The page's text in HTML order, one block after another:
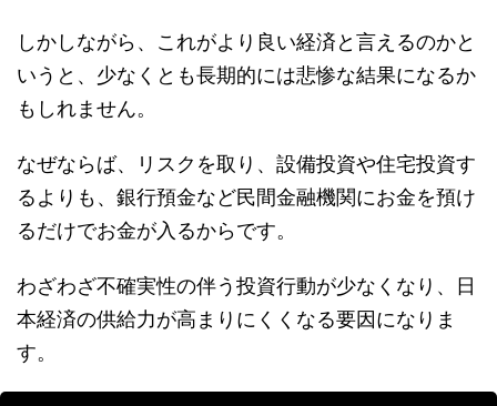
しかしながら、これがより良い経済と言えるのかと
いうと、少なくとも長期的には悲惨な結果になるか
もしれません。
なぜならば、リスクを取り、設備投資や住宅投資す
るよりも、銀行預金など民間金融機関にお金を預け
るだけでお金が入るからです。
わざわざ不確実性の伴う投資行動が少なくなり、日
本経済の供給力が高まりにくくなる要因になりま
す。